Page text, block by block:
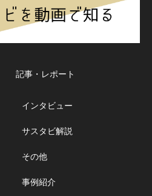
記事・レポート
インタビュー
サスタビ解説
その他
事例紹介